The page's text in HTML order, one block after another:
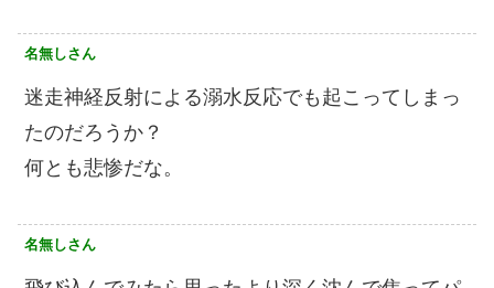
名無しさん
迷走神経反射による溺水反応でも起こってしまっ
たのだろうか？
何とも悲惨だな。
名無しさん